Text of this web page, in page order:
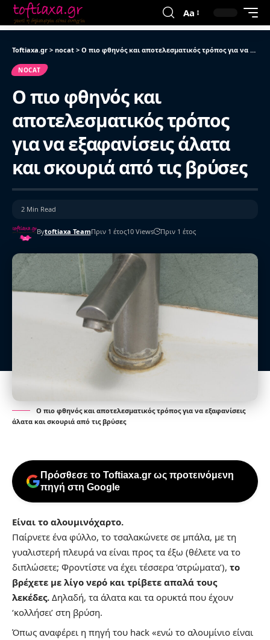
Aa
Toftiaxa.gr > nocat > Ο πιο φθηνός και αποτελεσματικός τρόπος για να εξαφανίσεις άλατα και σκουριά από τις βρύσες
NOCAT
Ο πιο φθηνός και
αποτελεσματικός τρόπος
για να εξαφανίσεις άλατα
και σκουριά από τις βρύσες
Bytoftiaxa TeamΠριν 1 έτος10 Views Πριν 1 έτος
2 Min Read
Ο πιο φθηνός και αποτελεσματικός τρόπος για να εξαφανίσεις
άλατα και σκουριά από τις βρύσες
Πρόσθεσε το Toftiaxa.gr ως προτεινόμενη
πηγή στη Google
Είναι το αλουμινόχαρτο.
Παίρνετε ένα φύλλο, το τσαλακώνετε σε μπάλα, με τη
γυαλιστερή πλευρά να είναι προς τα έξω (θέλετε να το
διπλώσετε; Φροντίστε να έχει τέσσερα ‘στρώματα’), το
βρέχετε με λίγο νερό και τρίβετε απαλά τους
λεκέδες. Δηλαδή, τα άλατα και τα ορυκτά που έχουν
‘κολλήσει’ στη βρύση.
Όπως αναφέρει η πηγή του hack «ενώ το αλουμίνιο είναι